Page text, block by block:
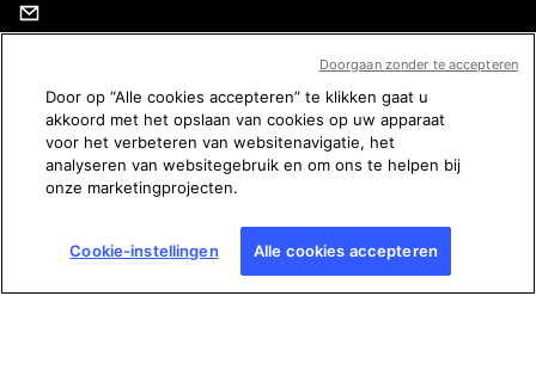
Privacybeleid
Door op “Alle cookies accepteren” te klikken gaat u
akkoord met het opslaan van cookies op uw apparaat
voor het verbeteren van websitenavigatie, het
analyseren van websitegebruik en om ons te helpen bij
onze marketingprojecten.
Cookie-instellingen Alle cookies accepteren
Doorgaan zonder te accepteren